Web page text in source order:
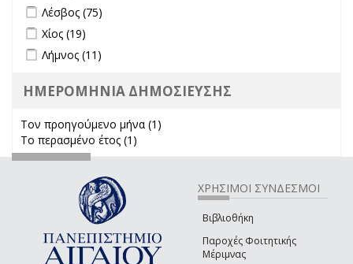
Apply Λέσβος filter
Λέσβος (75)
Apply Χίος filter
Χίος (19)
Apply Λήμνος filter
Λήμνος (11)
ΗΜΕΡΟΜΗΝΙΑ ΔΗΜΟΣΙΕΥΣΗΣ
Τον προηγούμενο μήνα (1)
Το περασμένο έτος (1)
ΧΡΗΣΙΜΟΙ ΣΥΝΔΕΣΜΟΙ
Βιβλιοθήκη
Παροχές Φοιτητικής
Μέριμνας